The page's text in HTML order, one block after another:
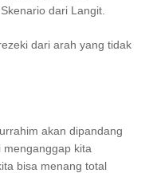
dari Langit.
dari arah yang tidak
akan dipandang
kita
bisa menang total